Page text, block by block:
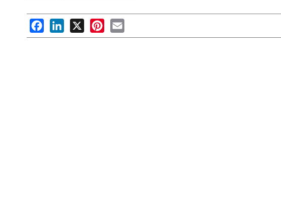
FacebookLinkedIn
X PinterestEmail